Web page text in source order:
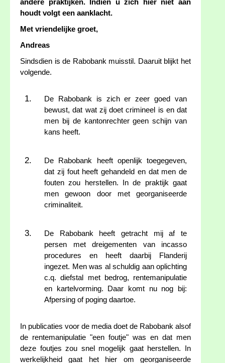
andere praktijken. Indien u zich hier niet aan
houdt volgt een aanklacht.
Met vriendelijke groet,
Andreas
Sindsdien is de Rabobank muisstil. Daaruit blijkt het
volgende.
De Rabobank is zich er zeer goed van
bewust, dat wat zij doet crimineel is en dat
men bij de kantonrechter geen schijn van
kans heeft.
De Rabobank heeft openlijk toegegeven,
dat zij fout heeft gehandeld en dat men de
fouten zou herstellen. In de praktijk gaat
men gewoon door met georganiseerde
criminaliteit.
De Rabobank heeft getracht mij af te
persen met dreigementen van incasso
procedures en heeft daarbij Flanderij
ingezet. Men was al schuldig aan oplichting
c.q. diefstal met bedrog, rentemanipulatie
en kartelvorming. Daar komt nu nog bij:
Afpersing of poging daartoe.
In publicaties voor de media doet de Rabobank alsof
de rentemanipulatie "een foutje" was en dat men
deze foutjes zou snel mogelijk gaat herstellen. In
werkelijkheid gaat het hier om georganiseerde